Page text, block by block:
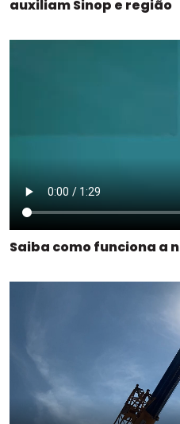
auxiliam Sinop e região
Saiba como funciona a